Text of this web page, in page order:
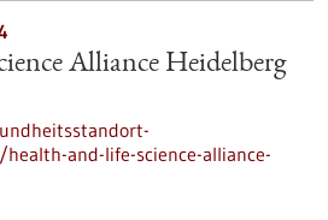
Alliance Heidelberg
and-life-science-alliance-